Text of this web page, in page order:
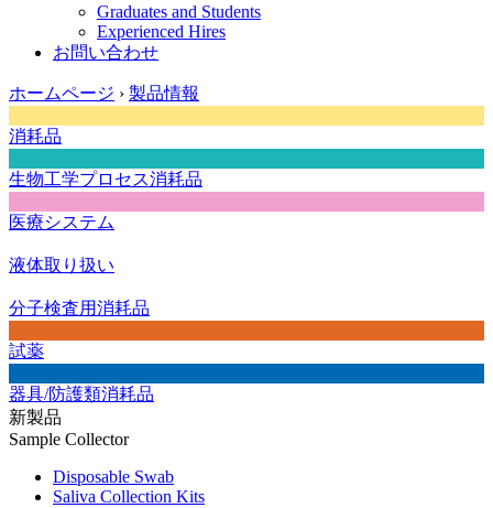
Graduates and Students
Experienced Hires
お問い合わせ
ホームページ › 製品情報
消耗品
生物工学プロセス消耗品
医療システム
液体取り扱い
分子検査用消耗品
試薬
器具/防護類消耗品
新製品
Sample Collector
Disposable Swab
Saliva Collection Kits